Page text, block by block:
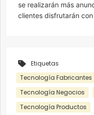
se realizarán más
clientes disfrutarán
Etiquetas
Tecnología Fabricantes
Tecnología Negocios
Tecnología Productos